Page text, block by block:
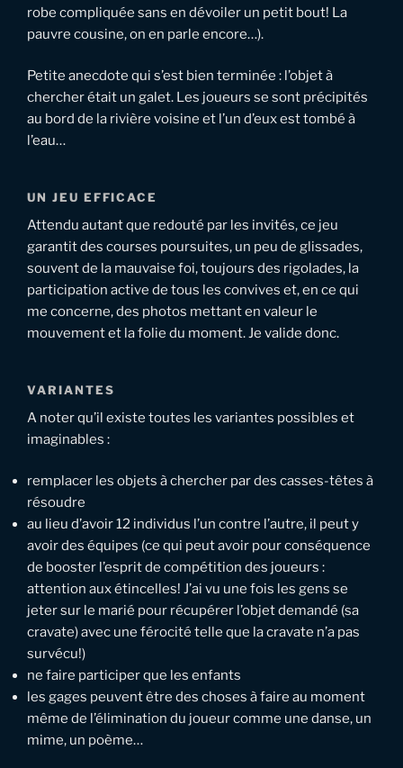
robe compliquée sans en dévoiler un petit bout! La
pauvre cousine, on en parle encore…).
Petite anecdote qui s’est bien terminée : l’objet à
chercher était un galet. Les joueurs se sont précipités
au bord de la rivière voisine et l’un d’eux est tombé à
l’eau…
UN JEU EFFICACE
Attendu autant que redouté par les invités, ce jeu
garantit des courses poursuites, un peu de glissades,
souvent de la mauvaise foi, toujours des rigolades, la
participation active de tous les convives et, en ce qui
me concerne, des photos mettant en valeur le
mouvement et la folie du moment. Je valide donc.
VARIANTES
A noter qu’il existe toutes les variantes possibles et
imaginables :
remplacer les objets à chercher par des casses-têtes à
résoudre
au lieu d’avoir 12 individus l’un contre l’autre, il peut y
avoir des équipes (ce qui peut avoir pour conséquence
de booster l’esprit de compétition des joueurs :
attention aux étincelles! J’ai vu une fois les gens se
jeter sur le marié pour récupérer l’objet demandé (sa
cravate) avec une férocité telle que la cravate n’a pas
survécu!)
ne faire participer que les enfants
les gages peuvent être des choses à faire au moment
même de l’élimination du joueur comme une danse, un
mime, un poème…